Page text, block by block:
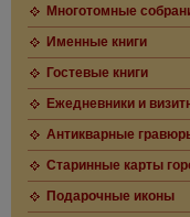
Многотомные
Именные книги
Гостевые книги
Ежедневники и
Антикварные
Старинные карты
Подарочные иконы